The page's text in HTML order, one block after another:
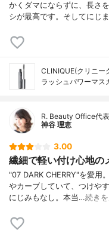
かくダマにならずに、長さ
シが最高です。そしてにじ
CLINIQUE(クリニー
ラッシュパワーマス
R. Beauty Office代
神谷 理恵
3.00
繊細で軽い付け心地の
"07 DARK CHERRY"を愛用
やカーブしていて、つけや
にじみもなし。本当…続き